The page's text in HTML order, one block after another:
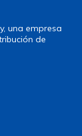
una empresa
de